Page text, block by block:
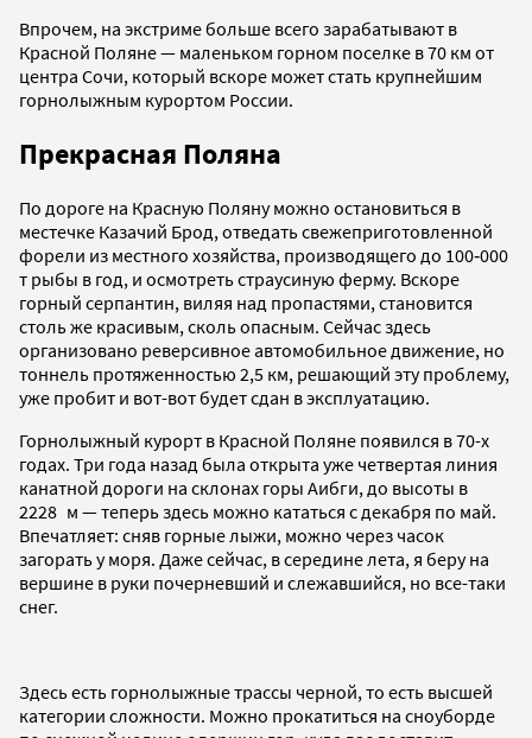
Впрочем, на экстриме больше всего зарабатывают в
Красной Поляне — маленьком горном поселке в 70 км от
центра Сочи, который вскоре может стать крупнейшим
горнолыжным курортом России.
Прекрасная Поляна
По дороге на Красную Поляну можно остановиться в
местечке Казачий Брод, отведать свежеприготовленной
форели из местного хозяйства, производящего до 100‑000
т рыбы в год, и осмотреть страусиную ферму. Вскоре
горный серпантин, виляя над пропастями, становится
столь же красивым, сколь опасным. Сейчас здесь
организовано реверсивное автомобильное движение, но
тоннель протяженностью 2,5 км, решающий эту проблему,
уже пробит и вот-вот будет сдан в эксплуатацию.
Горнолыжный курорт в Красной Поляне появился в 70-х
годах. Три года назад была открыта уже четвертая линия
канатной дороги на склонах горы Аибги, до высоты в
2228 м — теперь здесь можно кататься с декабря по май.
Впечатляет: сняв горные лыжи, можно через часок
загорать у моря. Даже сейчас, в середине лета, я беру на
вершине в руки почерневший и слежавшийся, но все-таки
снег.
Здесь есть горнолыжные трассы черной, то есть высшей
категории сложности. Можно прокатиться на сноуборде